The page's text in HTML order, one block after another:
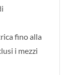
fino alla
i mezzi